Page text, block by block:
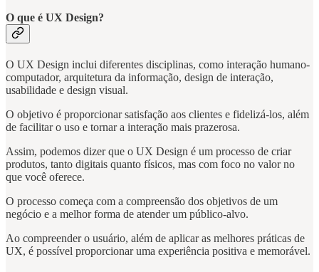
O que é UX Design?
O UX Design inclui diferentes disciplinas, como interação humano-
computador, arquitetura da informação, design de interação,
usabilidade e design visual.
O objetivo é proporcionar satisfação aos clientes e fidelizá-los, além
de facilitar o uso e tornar a interação mais prazerosa.
Assim, podemos dizer que o UX Design é um processo de criar
produtos, tanto digitais quanto físicos, mas com foco no valor no
que você oferece.
O processo começa com a compreensão dos objetivos de um
negócio e a melhor forma de atender um público-alvo.
Ao compreender o usuário, além de aplicar as melhores práticas de
UX, é possível proporcionar uma experiência positiva e memorável.